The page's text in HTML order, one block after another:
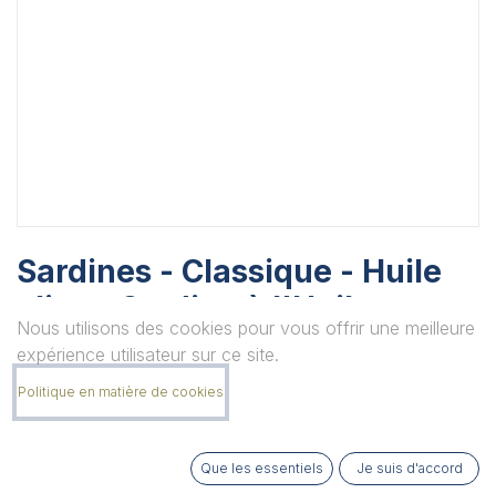
Sardines - Classique - Huile
olive - Sardine à l'Huile
d'Olive Citron frais
Boite de 115grs
Nous utilisons des cookies pour vous offrir une meilleure
expérience utilisateur sur ce site.
Politique en matière de cookies
Que les essentiels Je suis d'accord